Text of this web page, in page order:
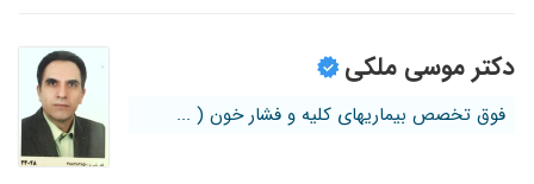
دکتر موسی ملکی
فوق تخصص بیماریهای کلیه و فشار خون ( ...